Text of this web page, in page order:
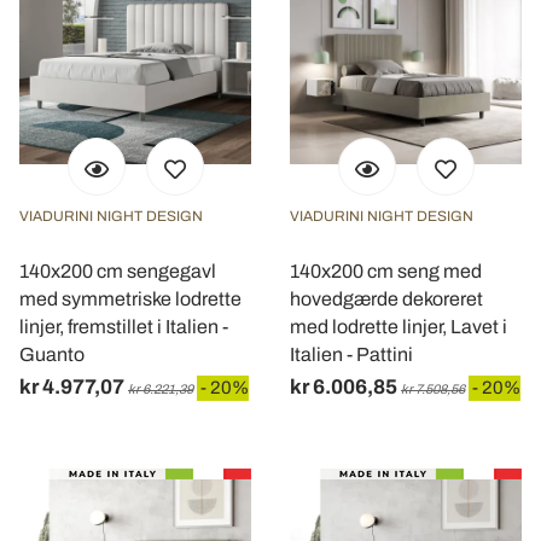
VIADURINI NIGHT DESIGN
140x200 cm sengegavl
med symmetriske lodrette
linjer, fremstillet i Italien -
Guanto
kr 4.977,07 kr 6.221,39 - 20%
VIADURINI NIGHT DESIGN
140x200 cm seng med
hovedgærde dekoreret
med lodrette linjer, Lavet i
Italien - Pattini
kr 6.006,85 kr 7.508,56 - 20%